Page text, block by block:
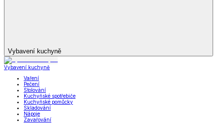
Vybavení kuchyně
Vybavení kuchyně
Vaření
Pečení
Stolování
Kuchyňské spotřebiče
Kuchyňské pomůcky
Skladování
Nápoje
Zavařování